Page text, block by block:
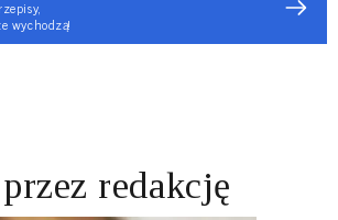
wychodzą!
redakcję